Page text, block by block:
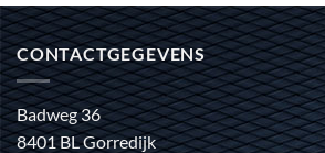
CONTACTGEGEVENS
Badweg 36
8401 BL Gorredijk